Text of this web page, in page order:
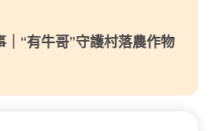
｜“有牛哥”守護村落農作物